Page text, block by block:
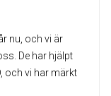
nu, och vi är
De har hjälpt
och vi har märkt